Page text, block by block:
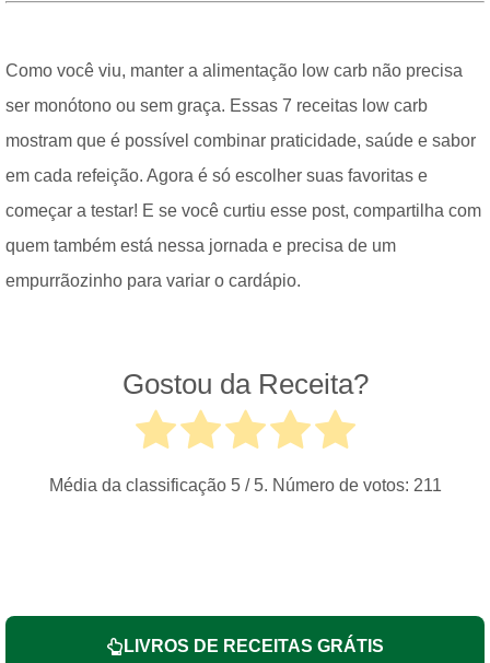
Como você viu, manter a alimentação low carb não precisa
ser monótono ou sem graça. Essas 7 receitas low carb
mostram que é possível combinar praticidade, saúde e sabor
em cada refeição. Agora é só escolher suas favoritas e
começar a testar! E se você curtiu esse post, compartilha com
quem também está nessa jornada e precisa de um
empurrãozinho para variar o cardápio.
Gostou da Receita?
Média da classificação 5/ 5. Número de votos: 211
LIVROS DE RECEITAS GRÁTIS